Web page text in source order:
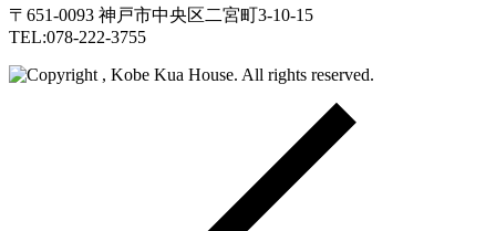
〒651-0093 神戸市中央区二宮町3-10-15
TEL:078-222-3755